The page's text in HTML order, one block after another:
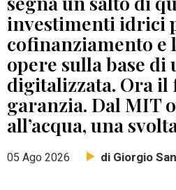
investimenti idrici
cofinanziamento e
opere sulla base di
digitalizzata. Ora il
garanzia. Dal MIT
all’acqua, una
05 Ago 2026 di Giorgio